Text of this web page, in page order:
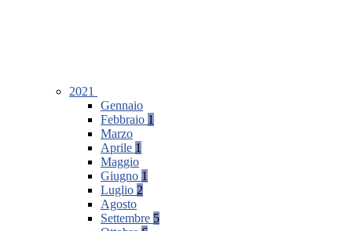
2021
Gennaio
Febbraio 1
Marzo
Aprile 1
Maggio
Giugno 1
Luglio 2
Agosto
Settembre 5